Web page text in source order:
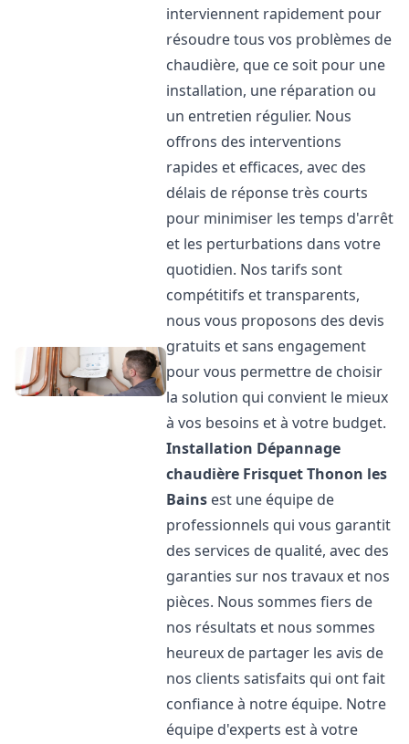
interviennent rapidement pour
résoudre tous vos problèmes de
chaudière, que ce soit pour une
installation, une réparation ou
un entretien régulier. Nous
offrons des interventions
rapides et efficaces, avec des
délais de réponse très courts
pour minimiser les temps d'arrêt
et les perturbations dans votre
quotidien. Nos tarifs sont
compétitifs et transparents,
nous vous proposons des devis
gratuits et sans engagement
pour vous permettre de choisir
la solution qui convient le mieux
à vos besoins et à votre budget.
Installation Dépannage
chaudière FrisquetThonon les
Bains est une équipe de
professionnels qui vous garantit
des services de qualité, avec des
garanties sur nos travaux et nos
pièces. Nous sommes fiers de
nos résultats et nous sommes
heureux de partager les avis de
nos clients satisfaits qui ont fait
confiance à notre équipe. Notre
équipe d'experts est à votre